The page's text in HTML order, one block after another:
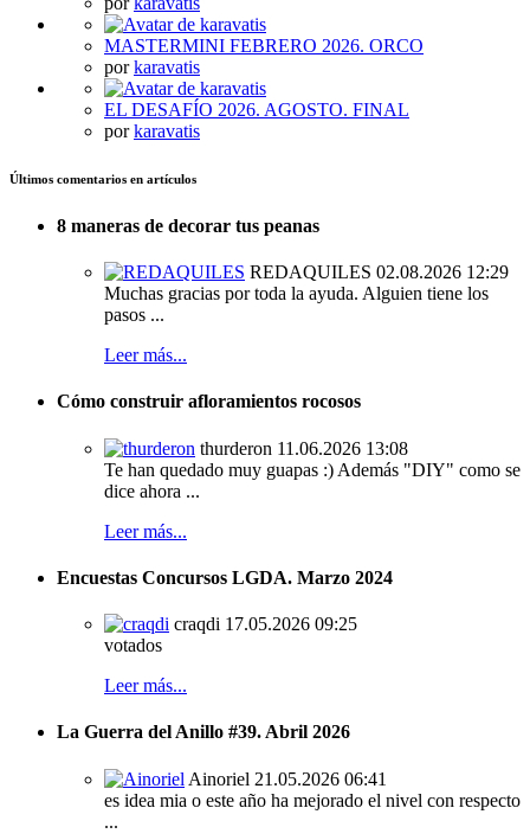
MASTERMINI FEBRERO 2026. ORCO
porkaravatis
EL DESAFÍO 2026. AGOSTO. FINAL
porkaravatis
Últimos comentarios en artículos
8 maneras de decorar tus peanas
REDAQUILES 02.08.2026 12:29
Muchas gracias por toda la ayuda. Alguien tiene los
pasos ...
Leer más...
Cómo construir afloramientos rocosos
thurderon 11.06.2026 13:08
Te han quedado muy guapas :) Además "DIY" como se
dice ahora ...
Leer más...
Encuestas Concursos LGDA. Marzo 2024
craqdi 17.05.2026 09:25
votados
Leer más...
La Guerra del Anillo #39. Abril 2026
Ainoriel 21.05.2026 06:41
es idea mia o este año ha mejorado el nivel con respecto
...